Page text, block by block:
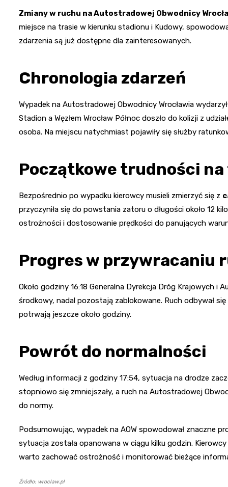
Zmiany w ruchu na Autostradowej Obwodnicy
miejsce na trasie w kierunku stadionu i Kudowy,
zdarzenia są już dostępne dla zainteresowanych.
Chronologia zdarzeń
Wypadek na Autostradowej Obwodnicy Wrocławia
Stadion a Węzłem Wrocław Północ doszło do kolizji z
osoba. Na miejscu natychmiast pojawiły się służby
Początkowe trudności
Bezpośrednio po wypadku kierowcy musieli zmierzyć się z
przyczyniła się do powstania zatoru o długości około 12
ostrożności i dostosowanie prędkości do panujących
Progres w przywracaniu
Około godziny 16:18 Generalna Dyrekcja Dróg Krajowych
środkowy, nadal pozostają zablokowane. Ruch odbywał
potrwają jeszcze około godziny.
Powrót do normalności
Według informacji z godziny 17:54, sytuacja na drodze
stopniowo się zmniejszały, a ruch na Autostradowej
do normy.
Podsumowując, wypadek na AOW spowodował znaczne
sytuacja została opanowana w ciągu kilku godzin.
warto zachować ostrożność i monitorować bieżące
Źródło: wroclaw.pl